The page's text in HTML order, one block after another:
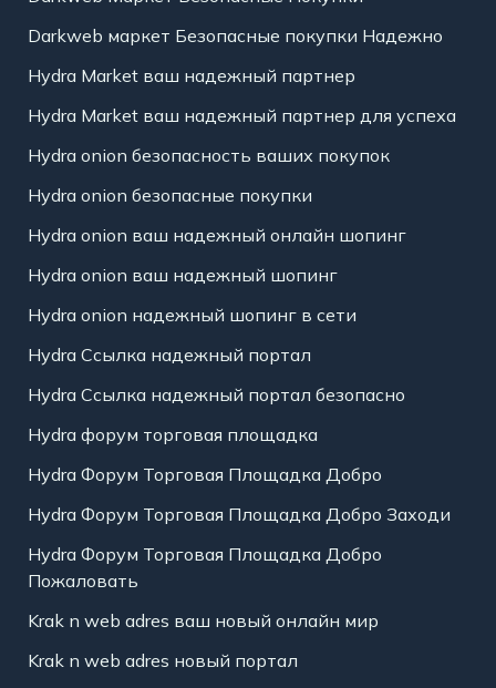
Darkweb маркет Безопасные покупки Надежно
Hydra Market ваш надежный партнер
Hydra Market ваш надежный партнер для успеха
Hydra onion безопасность ваших покупок
Hydra onion безопасные покупки
Hydra onion ваш надежный онлайн шопинг
Hydra onion ваш надежный шопинг
Hydra onion надежный шопинг в сети
Hydra Ссылка надежный портал
Hydra Ссылка надежный портал безопасно
Hydra форум торговая площадка
Hydra Форум Торговая Площадка Добро
Hydra Форум Торговая Площадка Добро Заходи
Hydra Форум Торговая Площадка Добро
Пожаловать
Krak n web adres ваш новый онлайн мир
Krak n web adres новый портал